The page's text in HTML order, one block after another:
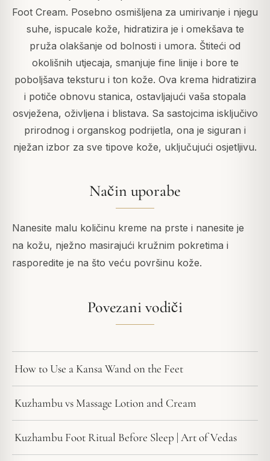
Foot Cream. Posebno osmišljena za umirivanje i njegu
suhe, ispucale kože, hidratizira je i omekšava te
pruža olakšanje od bolnosti i umora. Štiteći od
okolišnih utjecaja, smanjuje fine linije i bore te
poboljšava teksturu i ton kože. Ova krema hidratizira
i potiče obnovu stanica, ostavljajući vaša stopala
osvježena, oživljena i blistava. Sa sastojcima isključivo
prirodnog i organskog podrijetla, ona je siguran i
nježan izbor za sve tipove kože, uključujući osjetljivu.
Način uporabe
Nanesite malu količinu kreme na prste i nanesite je
na kožu, nježno masirajući kružnim pokretima i
rasporedite je na što veću površinu kože.
Povezani vodiči
How to Use a Kansa Wand on the Feet
Kuzhambu vs Massage Lotion and Cream
Kuzhambu Foot Ritual Before Sleep | Art of Vedas